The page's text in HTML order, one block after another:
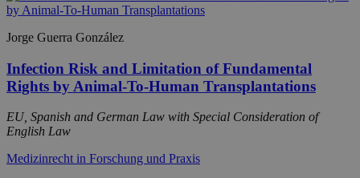
Jorge Guerra González
Infection Risk and Limitation of Fundamental
Rights by Animal-To-Human Transplantations
EU, Spanish and German Law with Special Consideration of
English Law
Medizinrecht in Forschung und Praxis